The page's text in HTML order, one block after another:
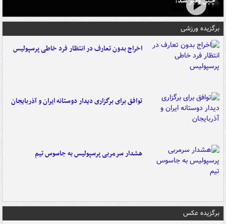
برگزیده ورزشی
اخراج بدون تعارف در انتظار فرد خاطی پرسپولیس
توافق برای برگزاری دیدار دوستانه ایران و آذربایجان
هشدار سرمربی پرسپولیس به جاسوس تیم
برگزیده عکس